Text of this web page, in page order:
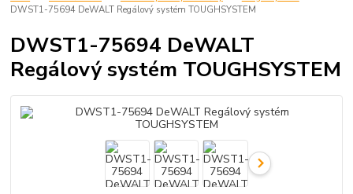
DWST1-75694 DeWALT Regálový systém TOUGHSYSTEM
DWST1-75694 DeWALT
Regálový systém TOUGHSYSTEM